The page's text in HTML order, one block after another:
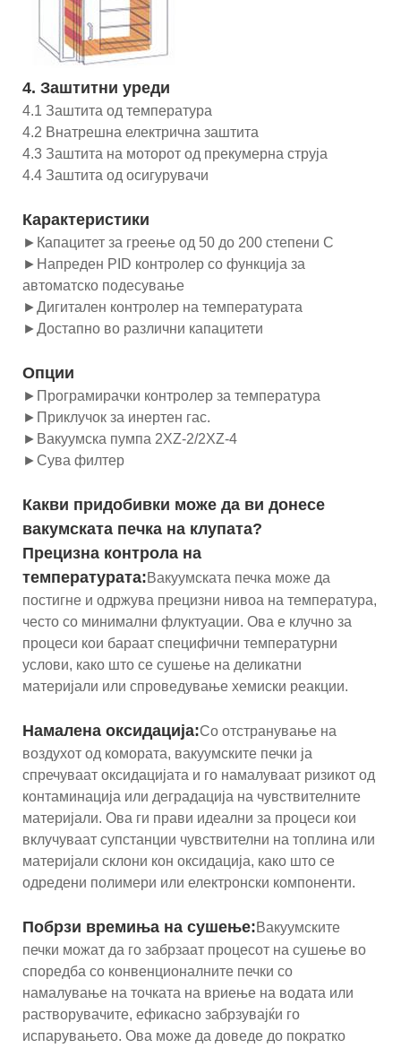
4. Заштитни уреди
4.1 Заштита од температура
4.2 Внатрешна електрична заштита
4.3 Заштита на моторот од прекумерна струја
4.4 Заштита од осигурувачи
Карактеристики
►Капацитет за греење од 50 до 200 степени C
►Напреден PID контролер со функција за
автоматско подесување
►Дигитален контролер на температурата
►Достапно во различни капацитети
Опции
►Програмирачки контролер за температура
►Приклучок за инертен гас.
►Вакуумска пумпа 2XZ-2/2XZ-4
►Сува филтер
Какви придобивки може да ви донесе
вакумската печка на клупата?
Прецизна контрола на
температурата:Вакуумската печка може да
постигне и одржува прецизни нивоа на температура,
често со минимални флуктуации. Ова е клучно за
процеси кои бараат специфични температурни
услови, како што се сушење на деликатни
материјали или спроведување хемиски реакции.
Намалена оксидација:Со отстранување на
воздухот од комората, вакуумските печки ја
спречуваат оксидацијата и го намалуваат ризикот од
контаминација или деградација на чувствителните
материјали. Ова ги прави идеални за процеси кои
вклучуваат супстанции чувствителни на топлина или
материјали склони кон оксидација, како што се
одредени полимери или електронски компоненти.
Побрзи времиња на сушење:Вакуумските
печки можат да го забрзаат процесот на сушење во
споредба со конвенционалните печки со
намалување на точката на вриење на водата или
растворувачите, ефикасно забрзувајќи го
испарувањето. Ова може да доведе до пократко